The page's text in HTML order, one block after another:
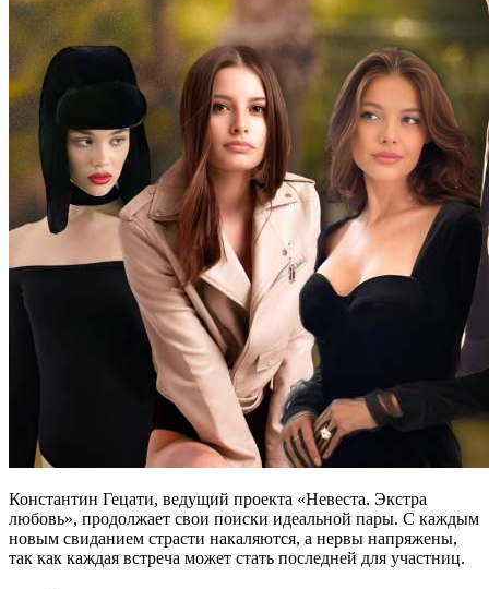
Константин Гецати, ведущий проекта «Невеста. Экстра
любовь», продолжает свои поиски идеальной пары. С каждым
новым свиданием страсти накаляются, а нервы напряжены,
так как каждая встреча может стать последней для участниц.